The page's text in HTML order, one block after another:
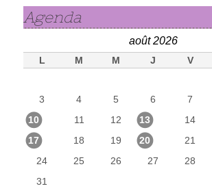
Agenda
août 2026
L M M J V
3
4 5 6 7
10
11 12 13 14
17
18 19 20 21
24
25 26 27 28
31